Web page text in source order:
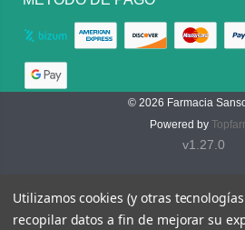
© 2026 Farmacia
Powered by
v1.27.0
Utilizamos cookies (y otras
recopilar datos a fin de mejorar su